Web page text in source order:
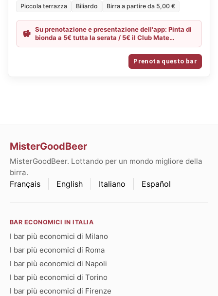
Piccola terrazza Biliardo Birra a partire da 5,00 €
Su prenotazione e presentazione dell'app: Pinta di
bionda a 5€ tutta la serata / 5€ il Club Mate
(ESCLUSI VENERDÌ/SABATO)
Prenota questo bar
MisterGoodBeer
MisterGoodBeer. Lottando per un mondo migliore della
birra.
Français English Italiano Español
BAR ECONOMICI IN ITALIA
I bar più economici di Milano
I bar più economici di Roma
I bar più economici di Napoli
I bar più economici di Torino
I bar più economici di Firenze